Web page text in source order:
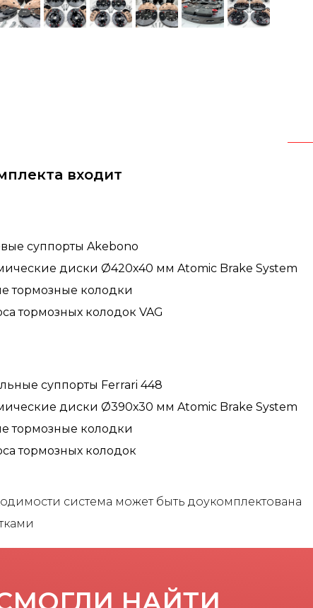
входит
суппорты Akebono
диски Ø420х40 мм Atomic Brake System
тормозные колодки
тормозных колодок VAG
суппорты Ferrari 448
диски Ø390х30 мм Atomic Brake System
тормозные колодки
тормозных колодок
система может быть доукомплектована